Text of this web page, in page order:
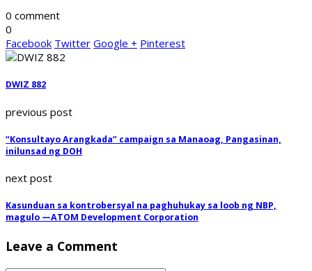
0 comment
0
Facebook Twitter Google + Pinterest
DWIZ 882
previous post
“Konsultayo Arangkada” campaign sa Manaoag, Pangasinan,
inilunsad ng DOH
next post
Kasunduan sa kontrobersyal na paghuhukay sa loob ng NBP,
magulo —ATOM Development Corporation
Leave a Comment